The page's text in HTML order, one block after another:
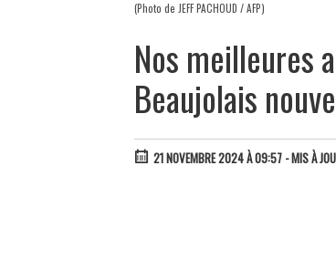
(Photo de JEFF PACHOUD / AFP)
Nos meilleures
Beaujolais
21 NOVEMBRE 2024 À 09:57 - MIS À